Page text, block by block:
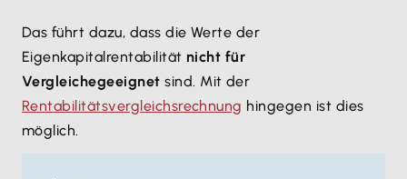
Das führt dazu, dass die Werte der
Eigenkapitalrentabilität nicht für
Vergleichegeeignetsind. Mit der
Rentabilitätsvergleichsrechnung hingegen ist dies
möglich.